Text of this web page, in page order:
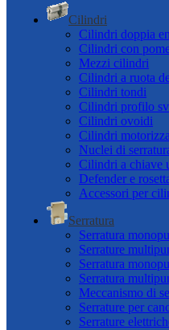
Cilindri
Cilindri doppia
Cilindri con
Mezzi cilindri
Cilindri a ruota
Cilindri tondi
Cilindri profilo
Cilindri ovoidi
Cilindri
Nuclei di
Cilindri a chiave
Defender e
Accessori per
Serratura
Serratura
Serrature
Serratura
Serratura
Meccanismo di
Serrature per
Serrature